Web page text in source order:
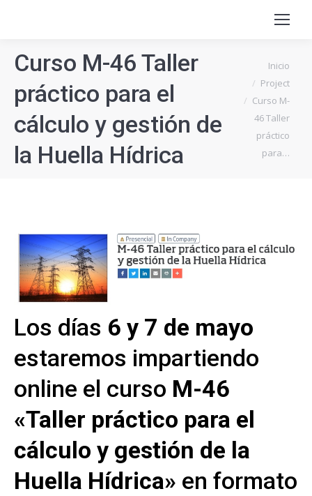
Curso M-46 Taller
práctico para el
cálculo y gestión de
la Huella Hídrica
Estás aquí:
Inicio
Project
Curso M-
46 Taller
práctico
para…
Los días 6 y 7 de mayo
estaremos impartiendo
online el curso M-46
«Taller práctico para el
cálculo y gestión de la
Huella Hídrica» en formato